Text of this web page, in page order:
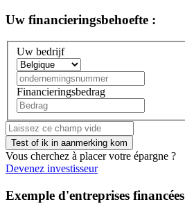
Uw financieringsbehoefte :
Uw bedrijf
Financieringsbedrag
Vous cherchez à placer votre épargne ?
Devenez investisseur
Exemple d'entreprises financées